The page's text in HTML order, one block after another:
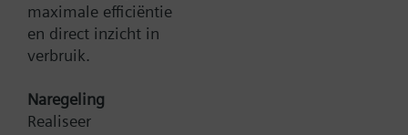
Documenten
maximale efficiëntie
en direct inzicht in
verbruik.
Naregeling
Realiseer
Contact